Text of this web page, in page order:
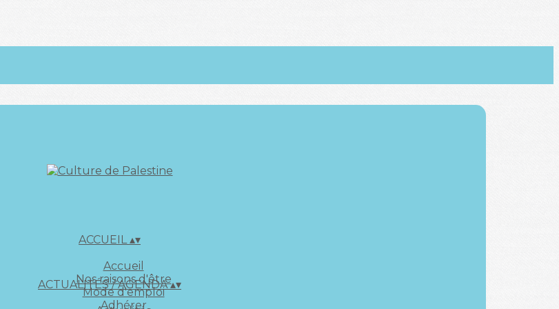
ACCUEIL▴▾
Accueil
Nos raisons d'être
Mode d'emploi
Adhérer
ACTUALITÉS / AGENDA▴▾